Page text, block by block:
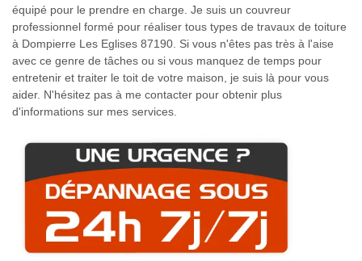
équipé pour le prendre en charge. Je suis un couvreur
professionnel formé pour réaliser tous types de travaux de toiture
à Dompierre Les Eglises 87190. Si vous n'êtes pas très à l'aise
avec ce genre de tâches ou si vous manquez de temps pour
entretenir et traiter le toit de votre maison, je suis là pour vous
aider. N'hésitez pas à me contacter pour obtenir plus
d'informations sur mes services.